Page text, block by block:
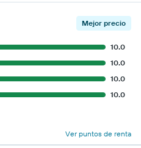
Mejor precio
10.0
10.0
10.0
10.0
Ver puntos de renta